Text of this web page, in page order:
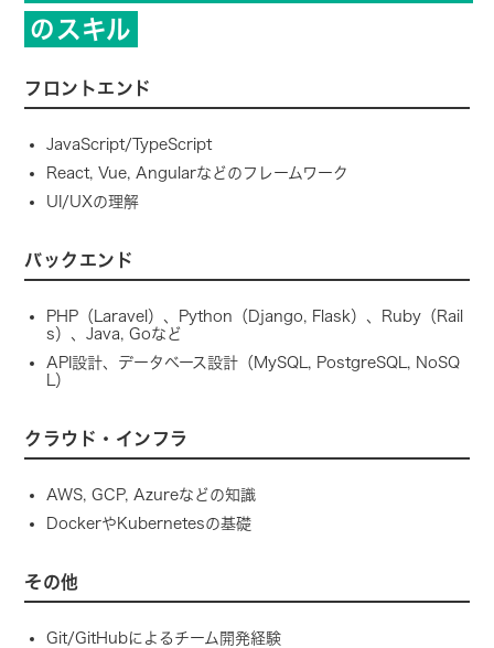
のスキル
フロントエンド
JavaScript/TypeScript
React, Vue, Angularなどのフレームワーク
UI/UXの理解
バックエンド
PHP（Laravel）、Python（Django, Flask）、Ruby（Rail
s）、Java, Goなど
API設計、データベース設計（MySQL, PostgreSQL, NoSQ
L）
クラウド・インフラ
AWS, GCP, Azureなどの知識
DockerやKubernetesの基礎
その他
Git/GitHubによるチーム開発経験